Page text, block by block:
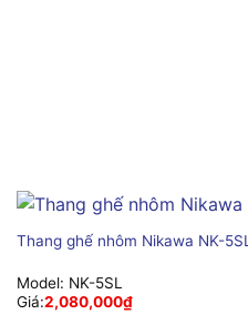
Thang ghế nhôm Nikawa NK-5SL
Model: NK-5SL
Giá:2,080,000₫